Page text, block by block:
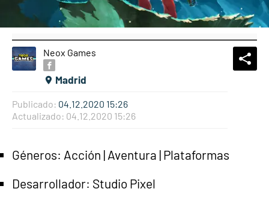
Neox Games
Madrid
Publicado: 04.12.2020 15:26
Actualizado: 04.12.2020 15:26
Géneros: Acción | Aventura | Plataformas
Desarrollador: Studio Pixel